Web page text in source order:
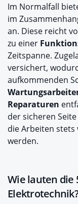
Im Normalfall
im
an. Diese reicht
zu einer
Zeitspanne.
versichert,
aufkommenden
Reparaturen
der sicheren
die Arbeiten
werden.
Wie lauten die
Elektrotechnik?